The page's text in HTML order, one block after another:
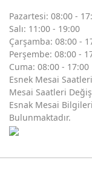
Pazartesi: 08:00 -
Salı: 11:00 - 19:00
Çarşamba: 08:00 -
Perşembe: 08:00 -
Cuma: 08:00 - 17:00
Esnek Mesai
Mesai Saatleri
Esnak Mesai Bilgileri
Bulunmaktadır.